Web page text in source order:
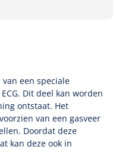
& toebehoren
van een speciale
Dit deel kan worden
ontstaat. Het
van een gasveer
Doordat deze
kan deze ook in